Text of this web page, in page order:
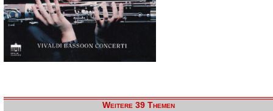
Weitere 39 Themen